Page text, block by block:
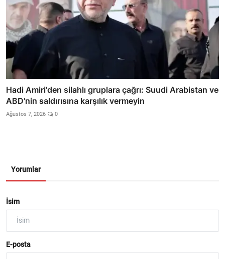
Hadi Amiri'den silahlı gruplara çağrı: Suudi Arabistan ve
ABD'nin saldırısına karşılık vermeyin
Ağustos 7, 2026 0
Yorumlar
İsim
E-posta